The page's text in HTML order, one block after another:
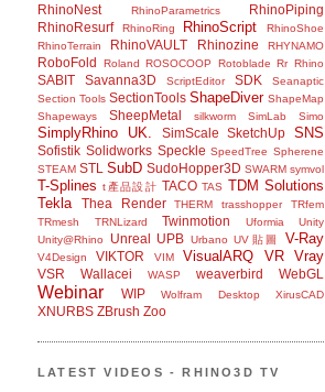
RhinoNest
RhinoParametrics
RhinoPiping
RhinoResurf
RhinoRing RhinoScript
RhinoShoe
RhinoTerrain
RhinoVAULT Rhinozine RHYNAMO
RoboFold Roland ROSOCOOP Rotoblade Rr Rhino
SABIT Savanna3D ScriptEditor SDK
Seanaptic
Section Tools SectionTools ShapeDiver ShapeMap
Shapeways
SheepMetal silkworm SimLab Simo
SimplyRhino UK. SimScale SketchUp SNS
Sofistik Solidworks Speckle SpeedTree Spherene
STEAM STL SubD SudoHopper3D SWARM symvol
T-Splines t產品設計 TACO TAS TDM Solutions
Tekla
Thea Render THERM trasshopper
TRfem
TRmesh
TRNLizard Twinmotion Uformia
Unity
Unity@Rhino
Unreal UPB Urbano UV貼圖 V-Ray
V4Design VIKTOR VIM VisualARQ VR Vray
VSR Wallacei WASP weaverbird WebGL
Webinar WIP Wolfram Desktop XirusCAD
XNURBS ZBrush Zoo
LATEST VIDEOS - RHINO3D TV